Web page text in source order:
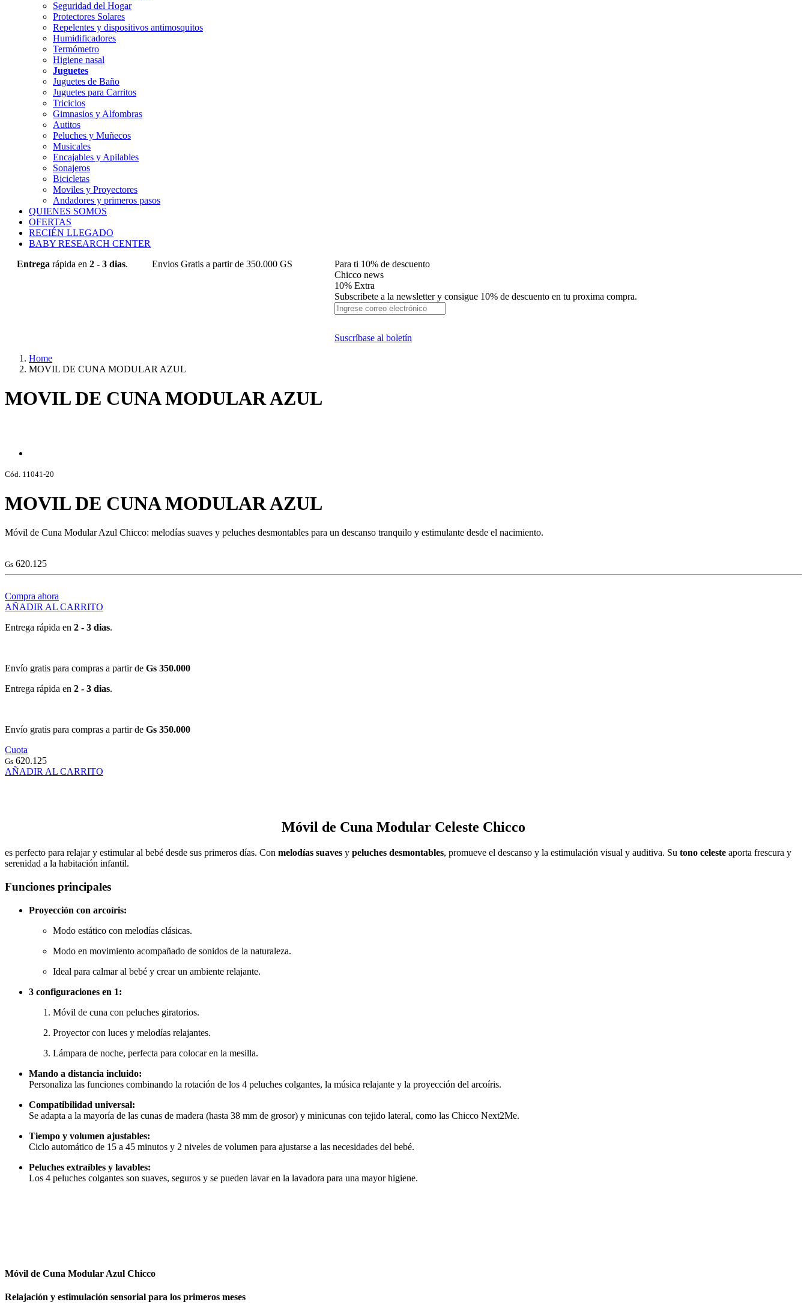
Seguridad del Hogar
Protectores Solares
Repelentes y dispositivos antimosquitos
Humidificadores
Termómetro
Higiene nasal
Juguetes
Juguetes de Baño
Juguetes para Carritos
Triciclos
Gimnasios y Alfombras
Autitos
Peluches y Muñecos
Musicales
Encajables y Apilables
Sonajeros
Bicicletas
Moviles y Proyectores
Andadores y primeros pasos
QUIENES SOMOS
OFERTAS
RECIÉN LLEGADO
BABY RESEARCH CENTER
Entrega rápida en 2 - 3 dias. Envios Gratis a partir de 350.000 GS
Para ti 10% de descuento
Chicco news
10% Extra
Subscribete a la newsletter y consigue 10% de descuento en tu proxima compra.
Suscríbase al boletín
Home
MOVIL DE CUNA MODULAR AZUL
MOVIL DE CUNA MODULAR AZUL
Cód. 11041-20
MOVIL DE CUNA MODULAR AZUL
Móvil de Cuna Modular Azul Chicco: melodías suaves y peluches desmontables para un descanso tranquilo y estimulante desde el nacimiento.
Gs 620.125
Compra ahora
AÑADIR AL CARRITO
Entrega rápida en 2 - 3 dias.
Envío gratis para compras a partir de Gs 350.000
Entrega rápida en 2 - 3 dias.
Envío gratis para compras a partir de Gs 350.000
Cuota
Gs 620.125
AÑADIR AL CARRITO
Móvil de Cuna Modular Celeste Chicco
es perfecto para relajar y estimular al bebé desde sus primeros días. Con melodías suaves y peluches desmontables, promueve el descanso y la estimulación visual y auditiva. Su tono celeste aporta frescura y
serenidad a la habitación infantil.
Funciones principales
Proyección con arcoíris:
Modo estático con melodías clásicas.
Modo en movimiento acompañado de sonidos de la naturaleza.
Ideal para calmar al bebé y crear un ambiente relajante.
3 configuraciones en 1:
Móvil de cuna con peluches giratorios.
Proyector con luces y melodías relajantes.
Lámpara de noche, perfecta para colocar en la mesilla.
Mando a distancia incluido:
Personaliza las funciones combinando la rotación de los 4 peluches colgantes, la música relajante y la proyección del arcoíris.
Compatibilidad universal:
Se adapta a la mayoría de las cunas de madera (hasta 38 mm de grosor) y minicunas con tejido lateral, como las Chicco Next2Me.
Tiempo y volumen ajustables:
Ciclo automático de 15 a 45 minutos y 2 niveles de volumen para ajustarse a las necesidades del bebé.
Peluches extraíbles y lavables:
Los 4 peluches colgantes son suaves, seguros y se pueden lavar en la lavadora para una mayor higiene.
Móvil de Cuna Modular Azul Chicco
Relajación y estimulación sensorial para los primeros meses